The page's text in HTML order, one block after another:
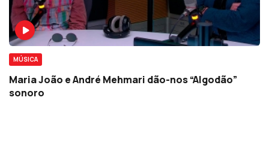
MÚSICA
Maria João e André Mehmari dão-nos “Algodão”
sonoro